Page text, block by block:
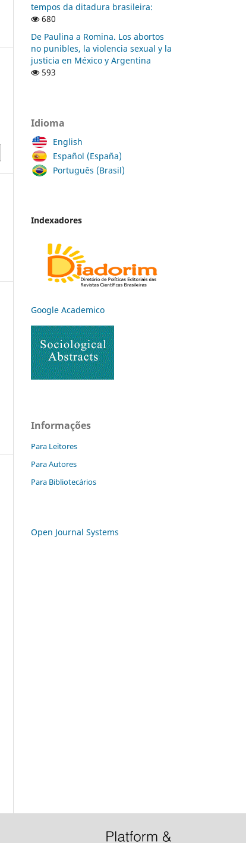
tempos da ditadura brasileira:
680
De Paulina a Romina. Los abortos
no punibles, la violencia sexual y la
justicia en México y Argentina
593
Idioma
English
Español (España)
Português (Brasil)
Indexadores
Google Academico
Informações
Para Leitores
Para Autores
Para Bibliotecários
Open Journal Systems